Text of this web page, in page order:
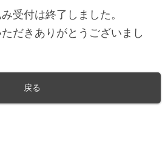
受付は終了しました。
だきありがとうございまし
戻る